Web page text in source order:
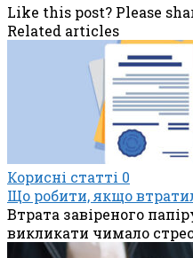
Like this post? Please
Related articles
Корисні статті 0
Що робити, якщо
Втрата завіреного
викликати чимало